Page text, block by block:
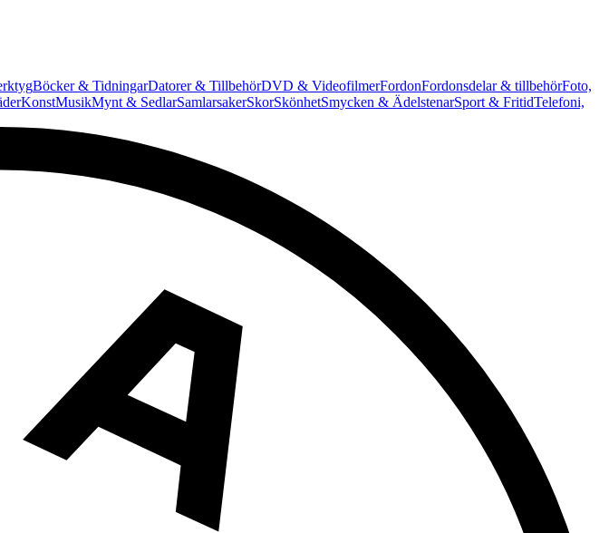
Böcker & TidningarDatorer & TillbehörDVD & VideofilmerFordonFordonsdelar & tillbehörFoto,
KonstMusikMynt & SedlarSamlarsakerSkorSkönhetSmycken & ÄdelstenarSport & FritidTelefoni,